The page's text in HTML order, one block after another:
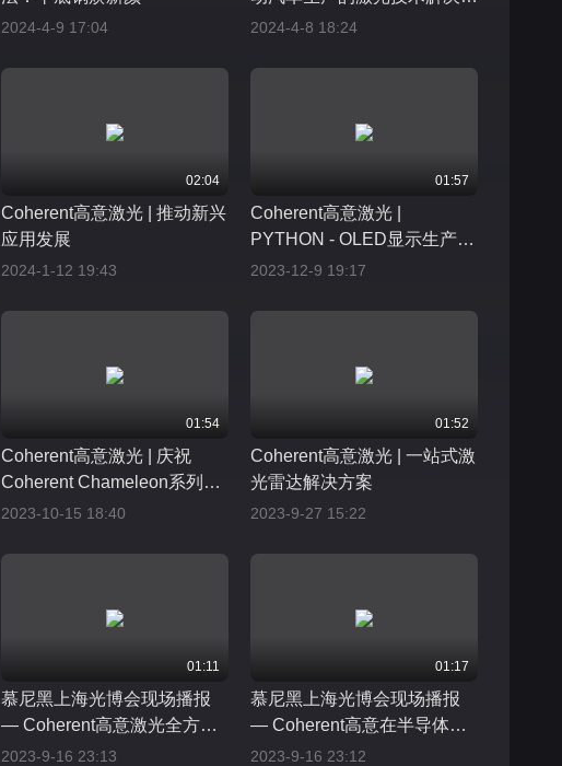
2024-4-9 17:04
案
2024-4-8 18:24
02:04
Coherent高意激光 | 推动新兴
应用发展
2024-1-12 19:43
01:57
Coherent高意激光 |
PYTHON - OLED显示生产的
坚实进步
2023-12-9 19:17
01:54
Coherent高意激光 | 庆祝
Coherent Chameleon系列激
光器面市 20年
2023-10-15 18:40
01:52
Coherent高意激光 | 一站式激
光雷达解决方案
2023-9-27 15:22
01:11
慕尼黑上海光博会现场播报
— Coherent高意激光全方位
助力扁线电机生产制造
2023-9-16 23:13
01:17
慕尼黑上海光博会现场播报
— Coherent高意在半导体和
先进封装中的解决方案
2023-9-16 23:12